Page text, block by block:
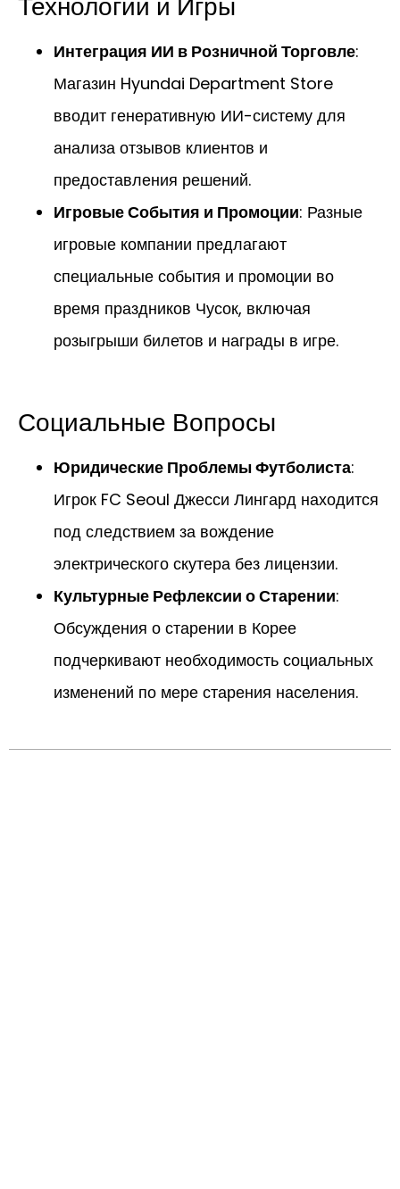
Интеграция ИИ в Розничной Торговле:
Магазин Hyundai Department Store
вводит генеративную ИИ-систему для
анализа отзывов клиентов и
предоставления решений.
Игровые События и Промоции: Разные
игровые компании предлагают
специальные события и промоции во
время праздников Чусок, включая
розыгрыши билетов и награды в игре.
Социальные Вопросы
Юридические Проблемы Футболиста:
Игрок FC Seoul Джесси Лингард находится
под следствием за вождение
электрического скутера без лицензии.
Культурные Рефлексии о Старении:
Обсуждения о старении в Корее
подчеркивают необходимость социальных
изменений по мере старения населения.